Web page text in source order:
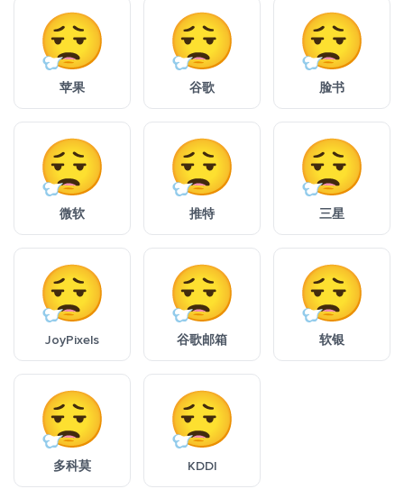
苹果 谷歌 脸书
微软 推特 三星
JoyPixels 谷歌邮箱 软银
多科莫 KDDI